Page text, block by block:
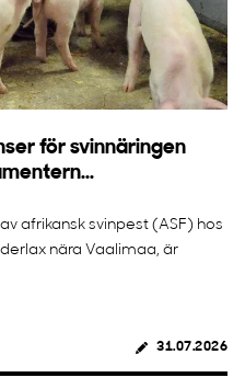
för svinnäringen
afrikansk svinpest (ASF) hos
nära Vaalimaa, är
31.07.2026